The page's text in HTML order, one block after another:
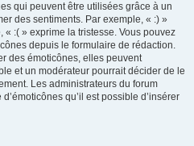
qui peuvent être utilisées grâce à un
des sentiments. Par exemple, « :) »
« :( » exprime la tristesse. Vous pouvez
depuis le formulaire de rédaction.
des émoticônes, elles peuvent
et un modérateur pourrait décider de le
Les administrateurs du forum
qu’il est possible d’insérer